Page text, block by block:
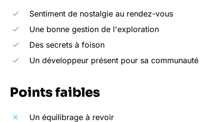
Sentiment de nostalgie au rendez-vous
Une bonne gestion de l'exploration
Des secrets à foison
Un développeur présent pour sa communauté
Points faibles
Un équilibrage à revoir